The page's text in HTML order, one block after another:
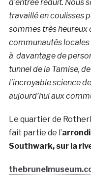
d’entrée réduit. Nous
travaillé en coulisses
sommes très heureux
communautés
à davantage de
tunnel de la Tamise,
l’incroyable science
aujourd’hui aux
Le quartier de
fait partie de l’
Southwark, sur la